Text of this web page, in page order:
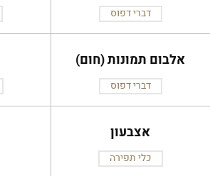
דברי דפוס
אלבום תמונות (חום)
דברי דפוס
אצבעון
כלי תפירה